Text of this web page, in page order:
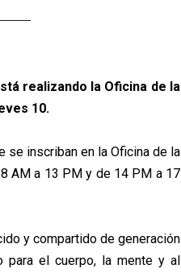
realizando la Oficina de la
10.
se inscriban en la Oficina de la
AM a 13 PM y de 14 PM a 17
y compartido de generación
para el cuerpo, la mente y al